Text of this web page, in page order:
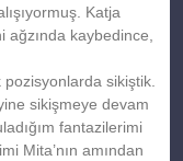
Katja
kaybedince,
sikiştik.
sikişmeye devam
fantazilerimi
Mita’nın amından